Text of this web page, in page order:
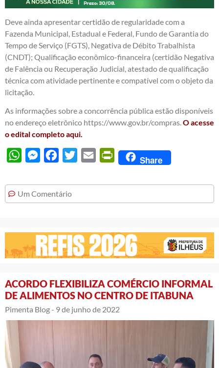
Deve ainda apresentar certidão de regularidade com a
Fazenda Municipal, Estadual e Federal, Fundo de Garantia do
Tempo de Serviço (FGTS), Negativa de Débito Trabalhista
(CNDT); Qualificação econômico-financeira (certidão Negativa
de Falência ou Recuperação Judicial, atestado de qualificação
técnica com atividade pertinente e compatível com o objeto da
licitação.
As informações sobre a concorrência pública estão disponíveis
no endereço eletrônico https://www.gov.br/compras.O acesse
o edital completo aqui.
WhatsAppMessengerFacebook
Twitter Email PrintFriendly
Share
Um Comentário
ACORDO FLEXIBILIZA COMÉRCIO INFORMAL
DE ALIMENTOS NO CENTRO DE ITABUNA
Pimenta Blog - 9 de junho de 2022